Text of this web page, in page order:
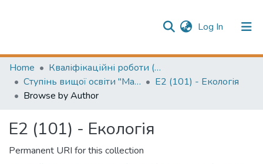
Log In (current)
Communities & Collections
All of Repository
Publication information
Home
Кваліфікаційні роботи (Graduation projects)
Ступінь вищої освіти "Магістр" (Higher education degree "Master")
E2 (101) - Екологія
Browse by Author
E2 (101) - Екологія
Permanent URI for this collection